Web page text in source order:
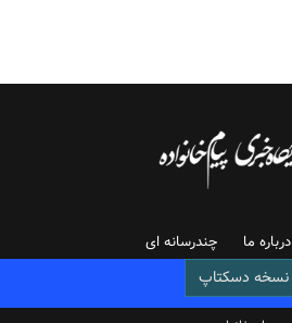
درباره ما چندرسانه ای
نسخه دسکتاپ